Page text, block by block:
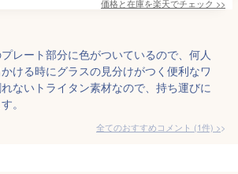
価格と在庫を楽天でチェック >>
レート部分に色がついているので、何人
ける時にグラスの見分けがつく便利なワ
ないトライタン素材なので、持ち運びに
。
全てのおすすめコメント (1件) >